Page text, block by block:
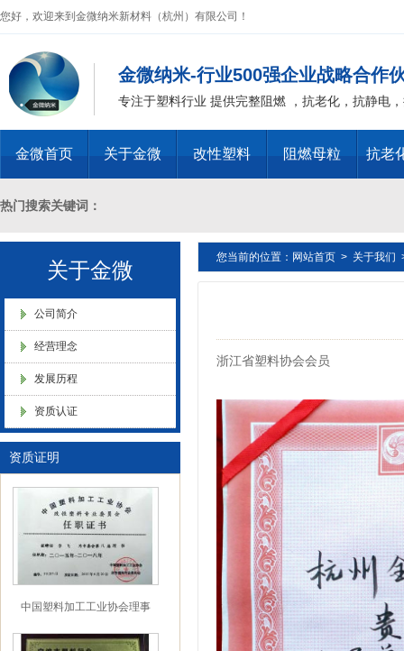
您好，欢迎来到金微纳米新材料（杭州）有限公司！
金微纳米-行业500强企业战略合作
专注于塑料行业 提供完整阻燃 ，抗老化，抗静电
金微首页 关于金微 改性塑料 阻燃母粒 抗老
热门搜索关键词：
十溴二苯乙烷母粒，三氧化二锑母粒，三氧化二锑替代物 PVC 无卤
燃 ABS阻燃 ，PA 阻燃，PET阻燃 ，PBT阻燃 ，环氧树脂阻燃，玻璃
化，抗静电母粒，阻燃料，抗老化料，环氧树脂抗老化，油漆涂料抗菌
关于金微
公司简介
经营理念
发展历程
资质认证
资质证明
金微纳米新材料 杭州）公司营
业执照
新址
中国塑料加工 中国塑料加工协
位协会性塑料专业委员会理事
中国塑料加工工业协会理事
您当前的位置： 网站首页 > 关于我们
浙江省塑料协会会员